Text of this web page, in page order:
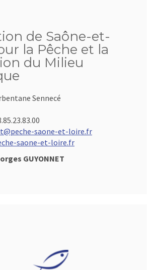
de Saône-et-
la Pêche et la
du Milieu
Sennecé
saone-et-loire.fr
saone-et-loire.fr
GUYONNET